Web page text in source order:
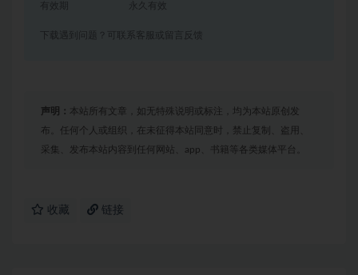
有效期 永久有效
下载遇到问题？可联系客服或留言反馈
声明： 本站所有文章，如无特殊说明或标注，均为本站原创发
布。任何个人或组织，在未征得本站同意时，禁止复制、盗用、
采集、发布本站内容到任何网站、app、书籍等各类媒体平台。
收藏 链接